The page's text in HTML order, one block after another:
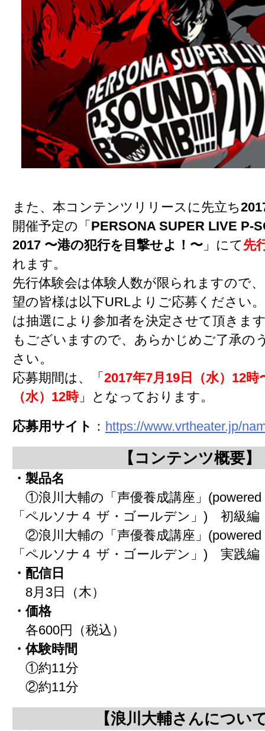
また、本コンテンツリリースに先立ち
開催予定の「 PERSONA SUPER LIVE P-
2017 〜港の犯行を目撃せよ！〜 」にて先
れます。
先行体験会は体験人数が限られますので
望の皆様は以下URLよりご応募ください
は抽選により参加者を決定させて頂きま
もございますので、あらかじめご了承の
さい。
応募期間は、「 2017年7月19日（水）12時
（水）12時」となっております。
応募用サイト ： https://www.vrtheater.jp/
【コンテンツ概要】
・製品名
①浪川大輔の「声優養成講座」(powered
「ペルソナ４ ザ・ゴールデン」) 初級編
②浪川大輔の「声優養成講座」(powered
「ペルソナ４ ザ・ゴールデン」) 実践編
・配信日
8月3日（木）
・価格
各600円（税込）
・体験時間
①約11分
②約11分
【浪川大輔さんについ